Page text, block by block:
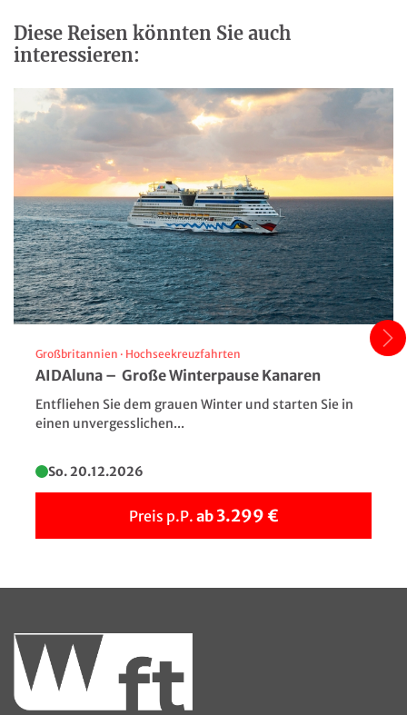
Torbole - Panorama
Diese Reisen könnten Sie auch
interessieren:
Großbritannien · Hochseekreuzfahrten
AIDAluna – Große Winterpause Kanaren
Entfliehen Sie dem grauen Winter und starten Sie in
einen unvergesslichen...
So. 20.12.2026
Preis p.P. ab 3.299 €